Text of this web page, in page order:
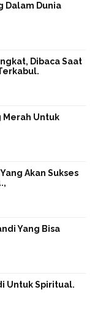
Dalam Dunia
Dibaca Saat
Merah Untuk
Akan Sukses
Yang Bisa
Untuk Spiritual.